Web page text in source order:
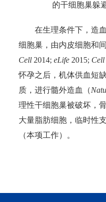
的干细胞巢躲
在生理条件下，造血
细胞巢，由内皮细胞和
Cell 2014; eLife 2015; Cell
怀孕之后，机体供血短
质，进行髓外造血（
理性干细胞巢被破坏，
大量脂肪细胞，临时性
（本项工作）。